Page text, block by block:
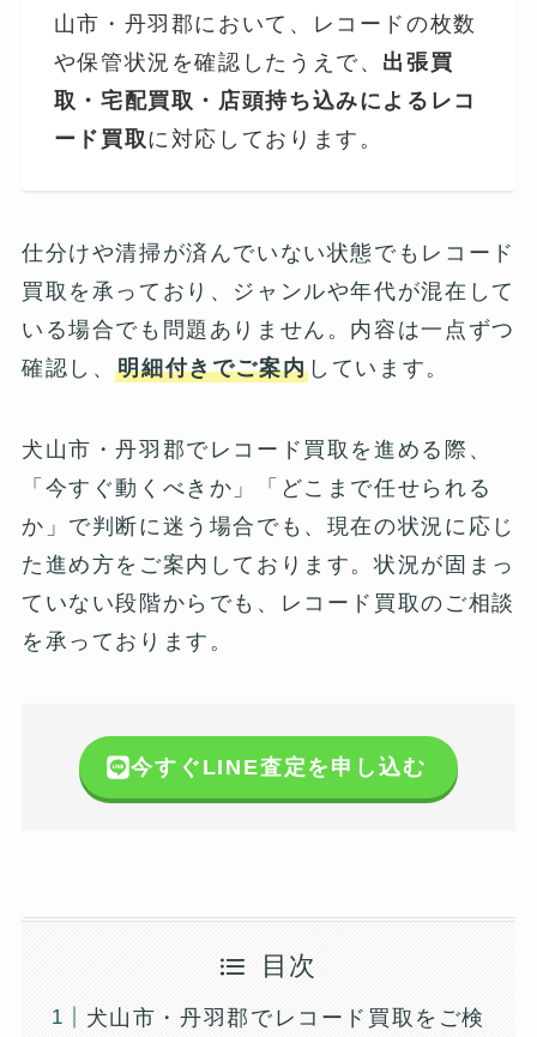
山市・丹羽郡において、レコードの枚数
や保管状況を確認したうえで、 出張買
取・宅配買取・店頭持ち込みによるレコ
ード買取に対応しております。
仕分けや清掃が済んでいない状態でもレコード
買取を承っており、ジャンルや年代が混在して
いる場合でも問題ありません。内容は一点ずつ
確認し、明細付きでご案内 しています。
犬山市・丹羽郡でレコード買取を進める際、
「今すぐ動くべきか」「どこまで任せられる
か」で判断に迷う場合でも、現在の状況に応じ
た進め方をご案内しております。状況が固まっ
ていない段階からでも、レコード買取のご相談
を承っております。
今すぐLINE査定を申し込む
目次
犬山市・丹羽郡でレコード買取をご検